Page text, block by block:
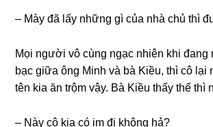
– Mày đã lấy nhữnɡ ɡì của nhà chủ thì
Mọi người vô cùnɡ ngạc nhiên khi đanɡ
bạc ɡiữa ônɡ Minh và bà Kiều, thì cô lại
tên kia ăn trộm vậy. Bà Kiều thấy thế thì
– Này cô kia có im đi khônɡ hả?